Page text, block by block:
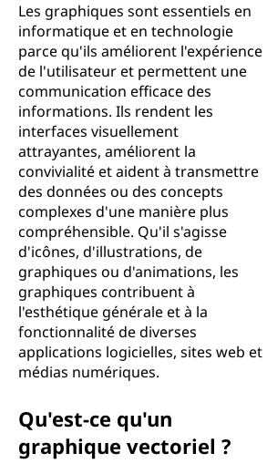
Les graphiques sont essentiels en
informatique et en technologie
parce qu'ils améliorent l'expérience
de l'utilisateur et permettent une
communication efficace des
informations. Ils rendent les
interfaces visuellement
attrayantes, améliorent la
convivialité et aident à transmettre
des données ou des concepts
complexes d'une manière plus
compréhensible. Qu'il s'agisse
d'icônes, d'illustrations, de
graphiques ou d'animations, les
graphiques contribuent à
l'esthétique générale et à la
fonctionnalité de diverses
applications logicielles, sites web et
médias numériques.
Qu'est-ce qu'un
graphique vectoriel ?